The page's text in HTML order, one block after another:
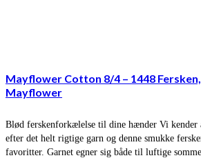
Mayflower Cotton 8/4 – 1448
Mayflower
Blød ferskenforkælelse til dine hænder Vi kender
efter det helt rigtige garn og denne smukke
favoritter. Garnet egner sig både til luftige